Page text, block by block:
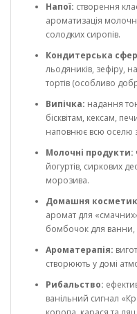
Напої: створення
ароматизація
солодких сиропів.
Кондитерська
льодяників, зефіру,
тортів (особливо
Випічка: надання
бісквітам, кексам,
наповнює всю оселю
Молочні продукти:
йогуртів, сиркових
морозива.
Домашня
аромат для
бомбочок для ванни,
Ароматерапія:
створюють у домі
Рибальство:
ванільний сигнал